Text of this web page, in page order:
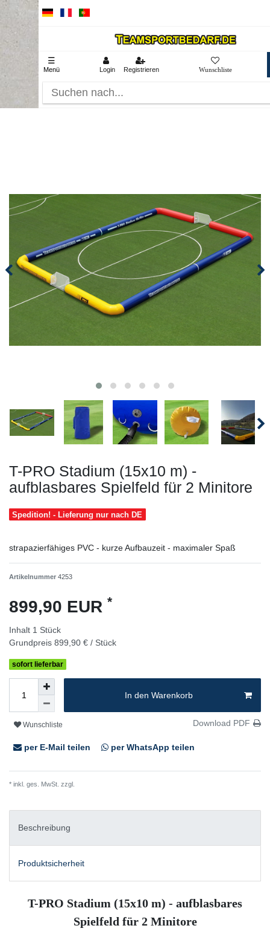
☰
Menü Login Registrieren
T-PRO Stadium (15x10 m) -
aufblasbares Spielfeld für 2 Minitore
Spedition! - Lieferung nur nach DE
strapazierfähiges PVC - kurze Aufbauzeit - maximaler Spaß
Artikelnummer 4253
899,90 EUR *
Inhalt 1 Stück
Grundpreis 899,90 € / Stück
sofort lieferbar
In den Warenkorb
Wunschliste Download PDF
per E-Mail teilen per WhatsApp teilen
* inkl. ges. MwSt. zzgl.
Beschreibung
Produktsicherheit
T-PRO Stadium (15x10 m) - aufblasbares
Spielfeld für 2 Minitore